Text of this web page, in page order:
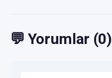
💬 Yorumlar (0)